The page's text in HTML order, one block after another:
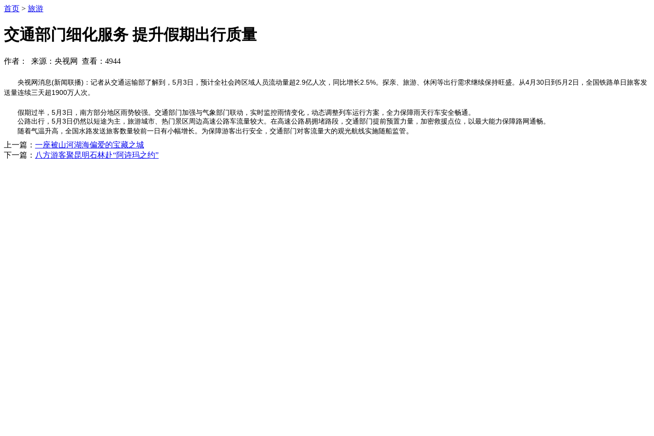
首页 > 旅游
交通部门细化服务 提升假期出行质量
作者： 来源：央视网 查看：4944
央视网消息(新闻联播)：记者从交通运输部了解到，5月3日，预计全社会跨区域人员流动量超2.9亿人次，同比增长2.5%。探亲、旅游、休闲等出行需求继续保持旺盛。从4月30日到5月2日，全国铁路单日旅客发
送量连续三天超1900万人次。
假期过半，5月3日，南方部分地区雨势较强。交通部门加强与气象部门联动，实时监控雨情变化，动态调整列车运行方案，全力保障雨天行车安全畅通。
公路出行，5月3日仍然以短途为主，旅游城市、热门景区周边高速公路车流量较大。在高速公路易拥堵路段，交通部门提前预置力量，加密救援点位，以最大能力保障路网通畅。
随着气温升高，全国水路发送旅客数量较前一日有小幅增长。为保障游客出行安全，交通部门对客流量大的观光航线实施随船监管。
上一篇： 一座被山河湖海偏爱的宝藏之城
下一篇： 八方游客聚昆明石林赴“阿诗玛之约”